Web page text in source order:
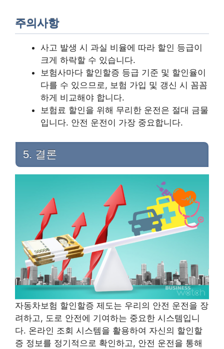
주의사항
사고 발생 시 과실 비율에 따라 할인 등급이
크게 하락할 수 있습니다.
보험사마다 할인할증 등급 기준 및 할인율이
다를 수 있으므로, 보험 가입 및 갱신 시 꼼꼼
하게 비교해야 합니다.
보험료 할인을 위해 무리한 운전은 절대 금물
입니다. 안전 운전이 가장 중요합니다.
5. 결론
자동차보험 할인할증 제도는 우리의 안전 운전을 장
려하고, 도로 안전에 기여하는 중요한 시스템입니
다. 온라인 조회 시스템을 활용하여 자신의 할인할
증 정보를 정기적으로 확인하고, 안전 운전을 통해